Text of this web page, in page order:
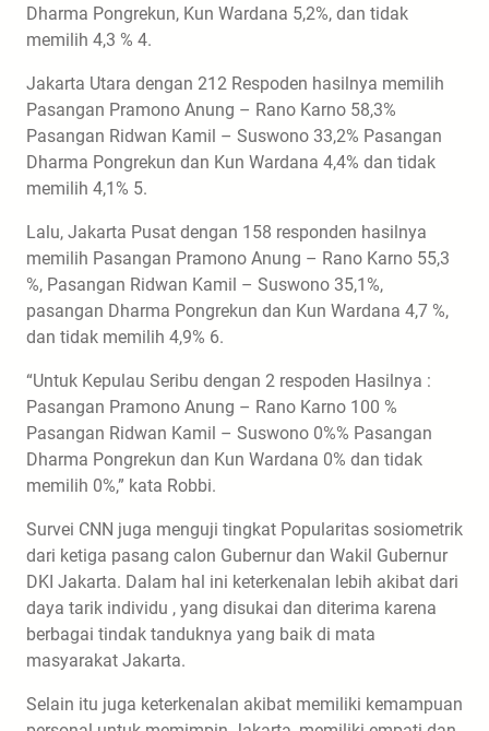
Dharma Pongrekun, Kun Wardana 5,2%, dan tidak
memilih 4,3 % 4.
Jakarta Utara dengan 212 Respoden hasilnya memilih
Pasangan Pramono Anung – Rano Karno 58,3%
Pasangan Ridwan Kamil – Suswono 33,2% Pasangan
Dharma Pongrekun dan Kun Wardana 4,4% dan tidak
memilih 4,1% 5.
Lalu, Jakarta Pusat dengan 158 responden hasilnya
memilih Pasangan Pramono Anung – Rano Karno 55,3
%, Pasangan Ridwan Kamil – Suswono 35,1%,
pasangan Dharma Pongrekun dan Kun Wardana 4,7 %,
dan tidak memilih 4,9% 6.
“Untuk Kepulau Seribu dengan 2 respoden Hasilnya :
Pasangan Pramono Anung – Rano Karno 100 %
Pasangan Ridwan Kamil – Suswono 0%% Pasangan
Dharma Pongrekun dan Kun Wardana 0% dan tidak
memilih 0%,” kata Robbi.
Survei CNN juga menguji tingkat Popularitas sosiometrik
dari ketiga pasang calon Gubernur dan Wakil Gubernur
DKI Jakarta. Dalam hal ini keterkenalan lebih akibat dari
daya tarik individu , yang disukai dan diterima karena
berbagai tindak tanduknya yang baik di mata
masyarakat Jakarta.
Selain itu juga keterkenalan akibat memiliki kemampuan